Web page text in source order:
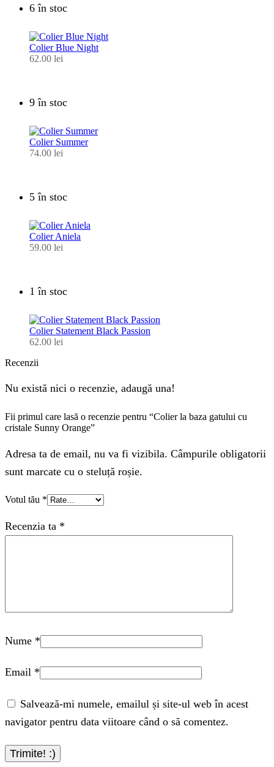
6 în stoc
Colier Blue Night
62.00 lei
9 în stoc
Colier Summer
74.00 lei
5 în stoc
Colier Aniela
59.00 lei
1 în stoc
Colier Statement Black Passion
62.00 lei
Recenzii
Nu există nici o recenzie, adaugă una!
Fii primul care lasă o recenzie pentru “Colier la baza gatului cu
cristale Sunny Orange”
Adresa ta de email, nu va fi vizibila. Câmpurile obligatorii
sunt marcate cu o steluță roșie.
Votul tău *
Recenzia ta *
Nume *
Email *
Salvează-mi numele, emailul și site-ul web în acest
navigator pentru data viitoare când o să comentez.